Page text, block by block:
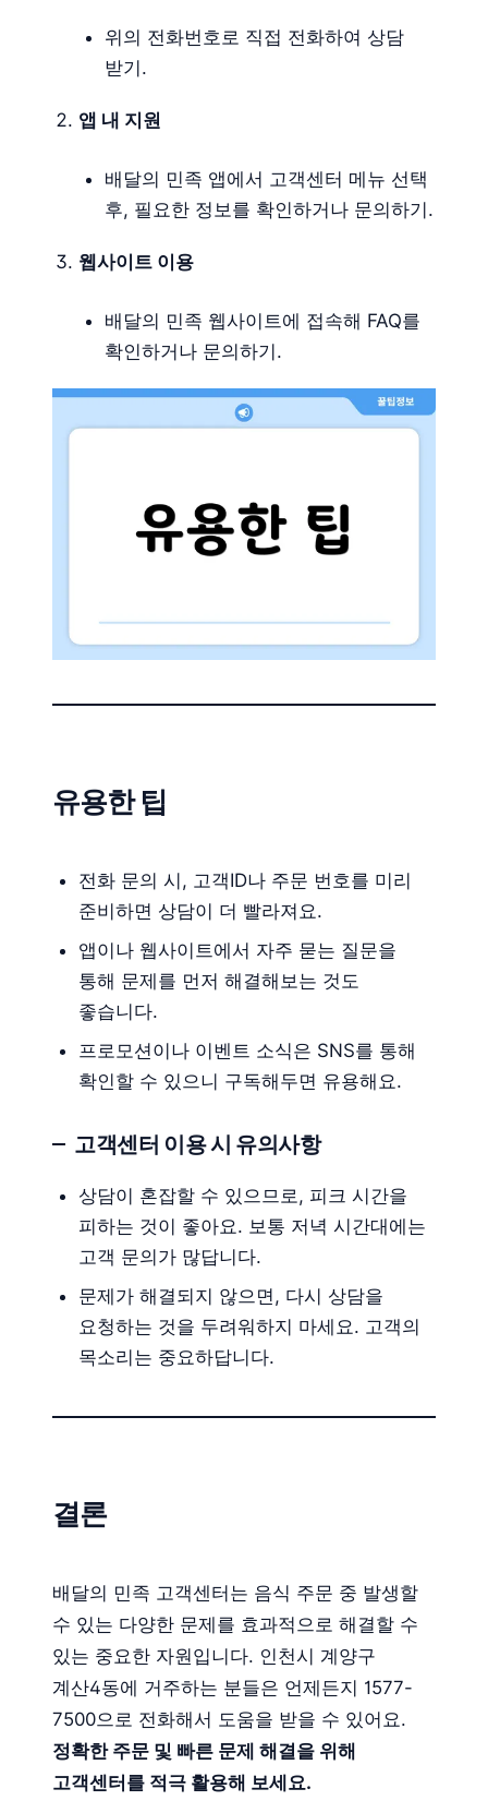
위의 전화번호로 직접 전화하여 상담
받기.
앱 내 지원
배달의 민족 앱에서 고객센터 메뉴 선택
후, 필요한 정보를 확인하거나 문의하기.
웹사이트 이용
배달의 민족 웹사이트에 접속해 FAQ를
확인하거나 문의하기.
유용한 팁
전화 문의 시, 고객ID나 주문 번호를 미리
준비하면 상담이 더 빨라져요.
앱이나 웹사이트에서 자주 묻는 질문을
통해 문제를 먼저 해결해보는 것도
좋습니다.
프로모션이나 이벤트 소식은 SNS를 통해
확인할 수 있으니 구독해두면 유용해요.
고객센터 이용 시 유의사항
상담이 혼잡할 수 있으므로, 피크 시간을
피하는 것이 좋아요. 보통 저녁 시간대에는
고객 문의가 많답니다.
문제가 해결되지 않으면, 다시 상담을
요청하는 것을 두려워하지 마세요. 고객의
목소리는 중요하답니다.
결론
배달의 민족 고객센터는 음식 주문 중 발생할
수 있는 다양한 문제를 효과적으로 해결할 수
있는 중요한 자원입니다. 인천시 계양구
계산4동에 거주하는 분들은 언제든지 1577-
7500으로 전화해서 도움을 받을 수 있어요.
정확한 주문 및 빠른 문제 해결을 위해
고객센터를 적극 활용해 보세요.